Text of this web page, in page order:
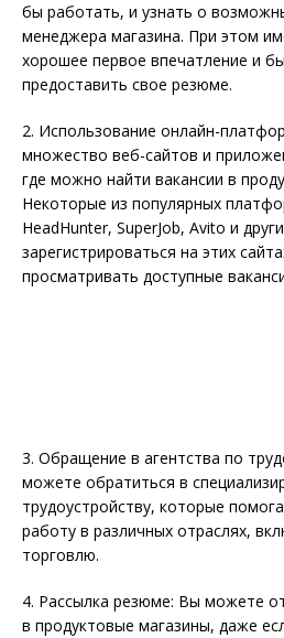
бы работать, и узнать о
менеджера магазина. При этом
хорошее первое впечатление и
предоставить свое резюме.
2. Использование онлайн-
множество веб-сайтов и
где можно найти вакансии в
Некоторые из популярных
HeadHunter, SuperJob, Avito и
зарегистрироваться на этих
просматривать доступные
3. Обращение в агентства по
можете обратиться в
трудоустройству, которые
работу в различных отраслях,
торговлю.
4. Рассылка резюме: Вы можете
в продуктовые магазины, даже